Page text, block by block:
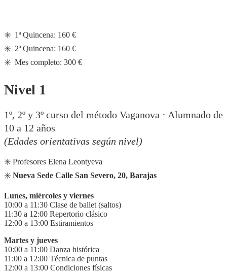
✳️ 1ª Quincena: 160 €
✳️ 2ª Quincena: 160 €
✳️ Mes completo: 300 €
Nivel 1
1º, 2º y 3º curso del método Vaganova · Alumnado de
10 a 12 años
(Edades orientativas según nivel)
✳️ Profesores Elena Leontyeva
✳️ Nueva Sede Calle San Severo, 20, Barajas
Lunes, miércoles y viernes
10:00 a 11:30 Clase de ballet (saltos)
11:30 a 12:00 Repertorio clásico
12:00 a 13:00 Estiramientos
Martes y jueves
10:00 a 11:00 Danza histórica
11:00 a 12:00 Técnica de puntas
12:00 a 13:00 Condiciones físicas